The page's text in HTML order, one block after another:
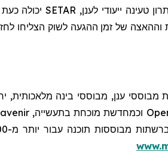
טעינה ייעודי לענן, SETARיכולה
של זמן ההגעה לשוק הצליחו
מבוססי ענן, מבוססי בינה
וכמחדשת מוכחת בתעשייה,